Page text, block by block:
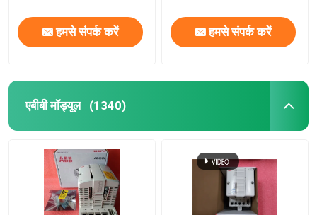
वेनेबल इंस्ट्रूमेंट्स
हमसे संपर्क करें हमसे संपर्क करें
एबीबी मॉड्यूल (1340)